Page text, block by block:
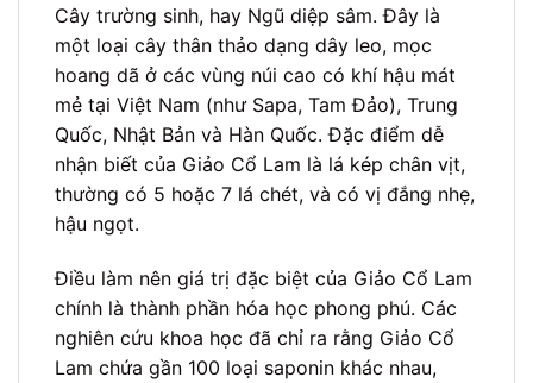
Cây trường sinh, hay Ngũ diệp sâm. Đây là
một loại cây thân thảo dạng dây leo, mọc
hoang dã ở các vùng núi cao có khí hậu mát
mẻ tại Việt Nam (như Sapa, Tam Đảo), Trung
Quốc, Nhật Bản và Hàn Quốc. Đặc điểm dễ
nhận biết của Giảo Cổ Lam là lá kép chân vịt,
thường có 5 hoặc 7 lá chét, và có vị đắng nhẹ,
hậu ngọt.
Điều làm nên giá trị đặc biệt của Giảo Cổ Lam
chính là thành phần hóa học phong phú. Các
nghiên cứu khoa học đã chỉ ra rằng Giảo Cổ
Lam chứa gần 100 loại saponin khác nhau,